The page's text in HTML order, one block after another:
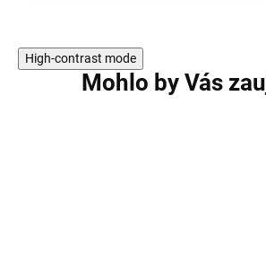
High-contrast mode
Mohlo by Vás